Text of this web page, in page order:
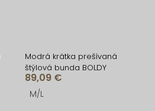
Modrá krátka prešívaná
štýlová bunda BOLDY
89,09 €
M/L